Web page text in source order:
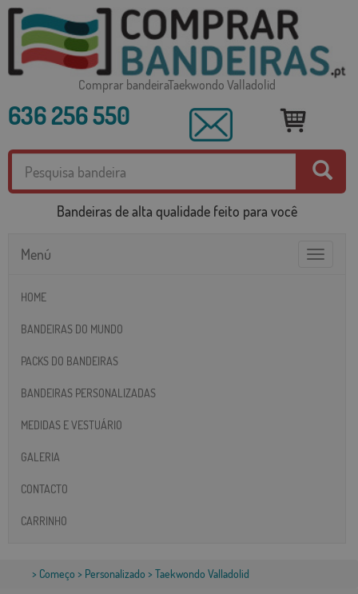
Comprar bandeiraTaekwondo Valladolid
636 256 550
Bandeiras de alta qualidade feito para você
Toggle
Menú
HOME
BANDEIRAS DO MUNDO
PACKS DO BANDEIRAS
BANDEIRAS PERSONALIZADAS
MEDIDAS E VESTUÁRIO
GALERIA
CONTACTO
CARRINHO
> Começo > Personalizado > Taekwondo Valladolid